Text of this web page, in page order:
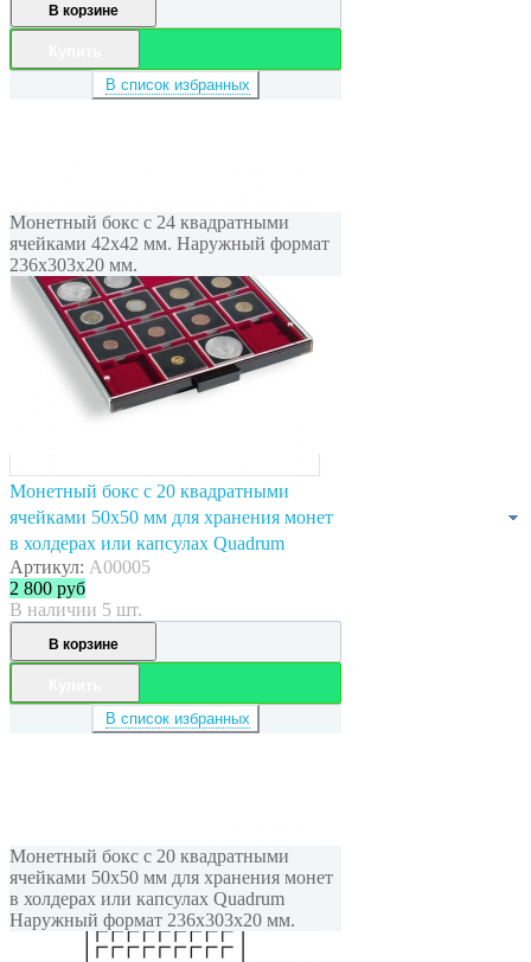
В корзине
В список избранных
Монетный бокс с 24 квадратными
ячейками 42x42 мм. Наружный формат
236x303x20 мм.
Монетный бокс с 20 квадратными
ячейками 50x50 мм для хранения монет
в холдерах или капсулах Quadrum
Артикул: A00005
2 800 руб
В наличии 5 шт.
В корзине
В список избранных
Монетный бокс с 20 квадратными
ячейками 50x50 мм для хранения монет
в холдерах или капсулах Quadrum
Наружный формат 236x303x20 мм.